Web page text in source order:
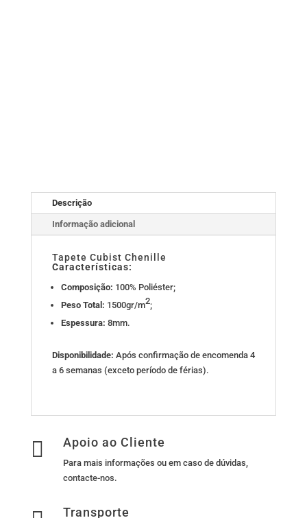
Descrição
Informação adicional
Tapete Cubist Chenille
Características:
Composição: 100% Poliéster;
Peso Total: 1500gr/m2;
Espessura: 8mm.
Disponibilidade: Após confirmação de encomenda 4
a 6 semanas (exceto período de férias).
 Apoio ao Cliente
Para mais informações ou em caso de dúvidas,
contacte-nos.
Transporte